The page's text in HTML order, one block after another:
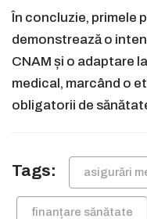
În concluzie, primele
demonstrează o
CNAM și o adaptare
medical, marcând o
obligatorii de
Tags: asigurări
finanțare sănătate